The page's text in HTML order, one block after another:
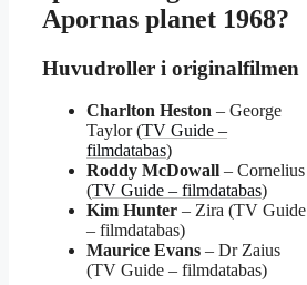
Apornas planet 1968?
Huvudroller i originalfilmen
Charlton Heston – George
Taylor (TV Guide –
filmdatabas)
Roddy McDowall – Cornelius
(TV Guide – filmdatabas)
Kim Hunter – Zira (TV Guide
– filmdatabas)
Maurice Evans – Dr Zaius
(TV Guide – filmdatabas)